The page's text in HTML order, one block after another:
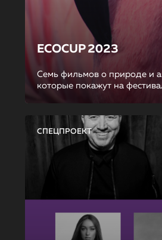
ECOCUP 2023
Семь фильмов о природе и
которые покажут на
СПЕЦПРОЕКТ